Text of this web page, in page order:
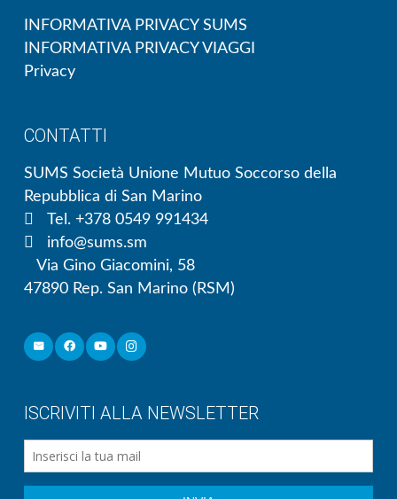
INFORMATIVA PRIVACY SUMS
INFORMATIVA PRIVACY VIAGGI
Privacy
CONTATTI
SUMS Società Unione Mutuo Soccorso della
Repubblica di San Marino
Tel. +378 0549 991434
info@sums.sm
Via Gino Giacomini, 58
47890 Rep. San Marino (RSM)
ISCRIVITI ALLA NEWSLETTER